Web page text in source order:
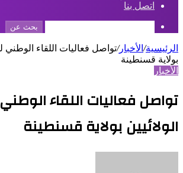
اتصل بنا
بحث عن
الرئيسية/ الأخبار/تواصل فعاليات اللقاء الوطني
بولاية قسنطينة
الأخبار
تواصل فعاليات اللقاء
الولائيين بولاية قسنطينة